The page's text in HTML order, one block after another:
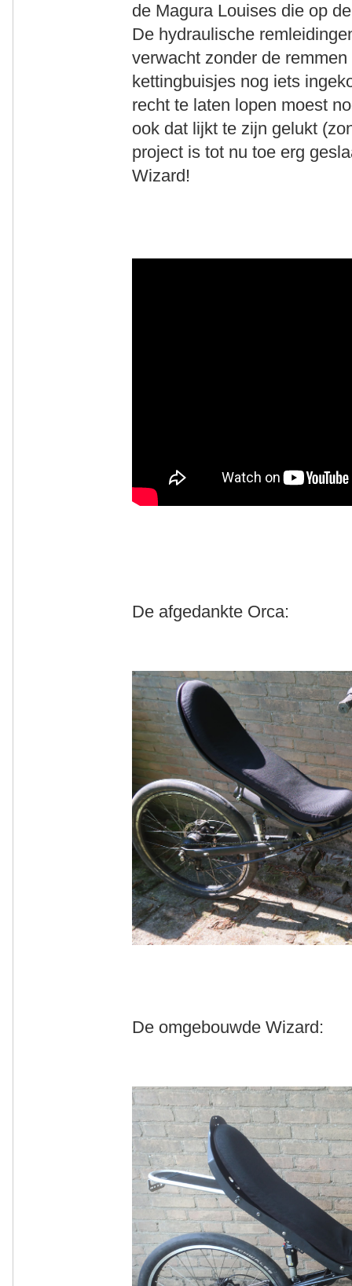
de Magura Louises die op
De hydraulische
verwacht zonder de
kettingbuisjes nog iets
recht te laten lopen moest
ook dat lijkt te zijn gelukt
project is tot nu toe erg
Wizard!
De afgedankte Orca:
De omgebouwde Wizard: